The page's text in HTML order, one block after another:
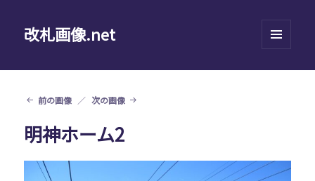
改札画像.net
ーとウ
前の画像 次の画像
明神ホーム2